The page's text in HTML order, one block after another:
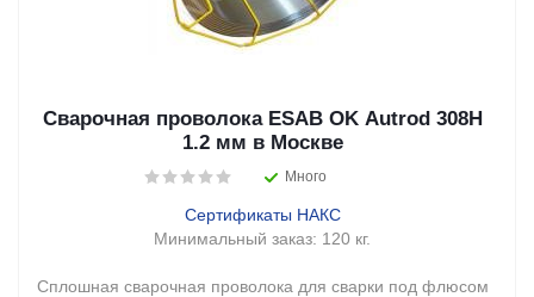
Сварочная проволока ESAB OK Autrod 308H
1.2 мм в Москве
Много
Сертификаты НАКС
Минимальный заказ: 120 кг.
Сплошная сварочная проволока для сварки под флюсом